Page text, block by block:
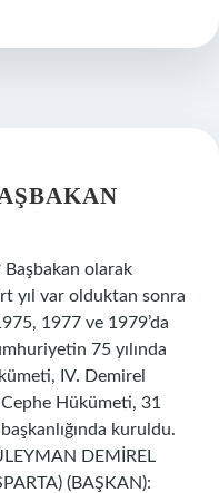
Başbakan olarak
yıl var olduktan sonra
1977 ve 1979’da
75 yılında
IV. Demirel
Hükümeti, 31
kuruldu.
DEMİREL
(BAŞKAN):